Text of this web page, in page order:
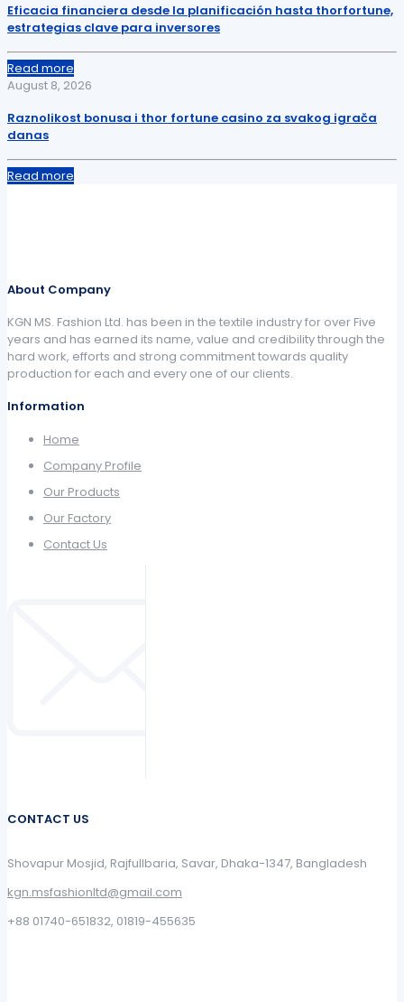
Eficacia financiera desde la planificación hasta thorfortune,
estrategias clave para inversores
Read more
August 8, 2026
Raznolikost bonusa i thor fortune casino za svakog igrača
danas
Read more
About Company
KGN MS. Fashion Ltd. has been in the textile industry for over Five
years and has earned its name, value and credibility through the
hard work, efforts and strong commitment towards quality
production for each and every one of our clients.
Information
Home
Company Profile
Our Products
Our Factory
Contact Us
CONTACT US
Shovapur Mosjid, Rajfullbaria, Savar, Dhaka-1347, Bangladesh
kgn.msfashionltd@gmail.com
+88 01740-651832, 01819-455635